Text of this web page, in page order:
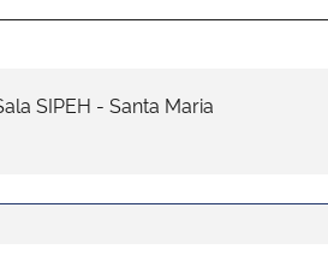
SIPEH - Santa Maria